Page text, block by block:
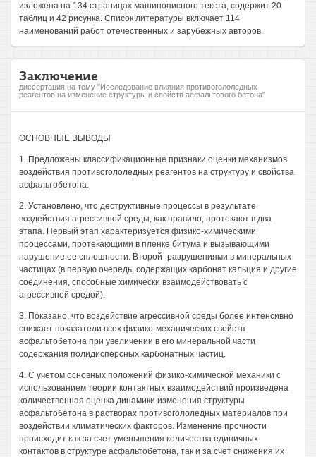
изложена на 134 страницах машинописного текста, содержит 20
таблиц и 42 рисунка. Список литературы включает 114
наименований работ отечественных и зарубежных авторов.
Заключение
диссертация на тему "Исследование влияния противогололедных
реагентов на изменение структуры и свойств асфальтового бетона"
ОСНОВНЫЕ ВЫВОДЫ
1. Предложены классификационные признаки оценки механизмов
воздействия противогололедных реагентов на структуру и свойства
асфальтобетона.
2. Установлено, что деструктивные процессы в результате
воздействия агрессивной среды, как правило, протекают в два
этапа. Первый этап характеризуется физико-химическими
процессами, протекающими в пленке битума и вызывающими
нарушение ее сплошности. Второй -разрушениями в минеральных
частицах (в первую очередь, содержащих карбонат кальция и другие
соединения, способные химически взаимодействовать с
агрессивной средой).
3. Показано, что воздействие агрессивной среды более интенсивно
снижает показатели всех физико-механических свойств
асфальтобетона при увеличении в его минеральной части
содержания полидисперсных карбонатных частиц.
4. С учетом основных положений физико-химической механики с
использованием теории контактных взаимодействий произведена
количественная оценка динамики изменения структуры
асфальтобетона в растворах противогололедных материалов при
воздействии климатических факторов. Изменение прочности
происходит как за счет уменьшения количества единичных
контактов в структуре асфальтобетона, так и за счет снижения их